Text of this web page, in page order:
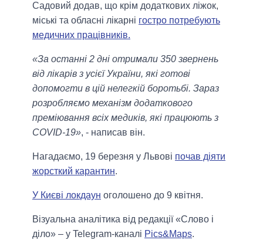
Садовий додав, що крім додаткових ліжок,
міські та обласні лікарні гостро потребують
медичних працівників.
«За останні 2 дні отримали 350 звернень
від лікарів з усієї України, які готові
допомогти в цій нелегкій боротьбі. Зараз
розробляємо механізм додаткового
преміювання всіх медиків, які працюють з
COVID-19», - написав він.
Нагадаємо, 19 березня у Львові почав діяти
жорсткий карантин.
У Києві локдаун оголошено до 9 квітня.
Візуальна аналітика від редакції «Слово і
діло» – у Telegram-каналі Pics&Maps.